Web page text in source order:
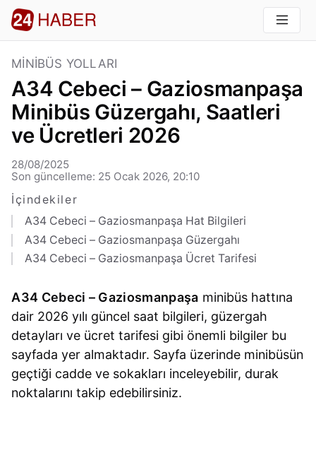
MINIBÜS YOLLARI
A34 Cebeci – Gaziosmanpaşa
Minibüs Güzergahı, Saatleri
ve Ücretleri 2026
28/08/2025
Son güncelleme: 25 Ocak 2026, 20:10
İçindekiler
A34 Cebeci – Gaziosmanpaşa Hat Bilgileri
A34 Cebeci – Gaziosmanpaşa Güzergahı
A34 Cebeci – Gaziosmanpaşa Ücret Tarifesi
A34 Cebeci – Gaziosmanpaşa minibüs hattına
dair 2026 yılı güncel saat bilgileri, güzergah
detayları ve ücret tarifesi gibi önemli bilgiler bu
sayfada yer almaktadır. Sayfa üzerinde minibüsün
geçtiği cadde ve sokakları inceleyebilir, durak
noktalarını takip edebilirsiniz.